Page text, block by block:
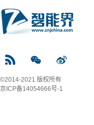
©2014-2021 版权所有
京ICP备14054666号-1